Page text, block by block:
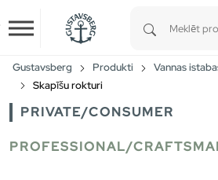
Skip to main content
Gustavsberg Produkti
Vannas
Skapīšu rokturi
PRIVATE/CONSUMER
PROFESSIONAL/